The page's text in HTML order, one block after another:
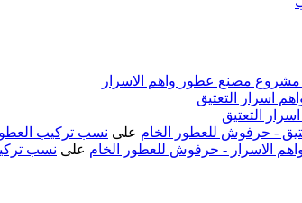
مصنع عطور واهم الاسرار
اسرار التعتيق
التعتيق
- حرفوش للعطور الخام على نسب تركيب
الاسرار - حرفوش للعطور الخام على نسب